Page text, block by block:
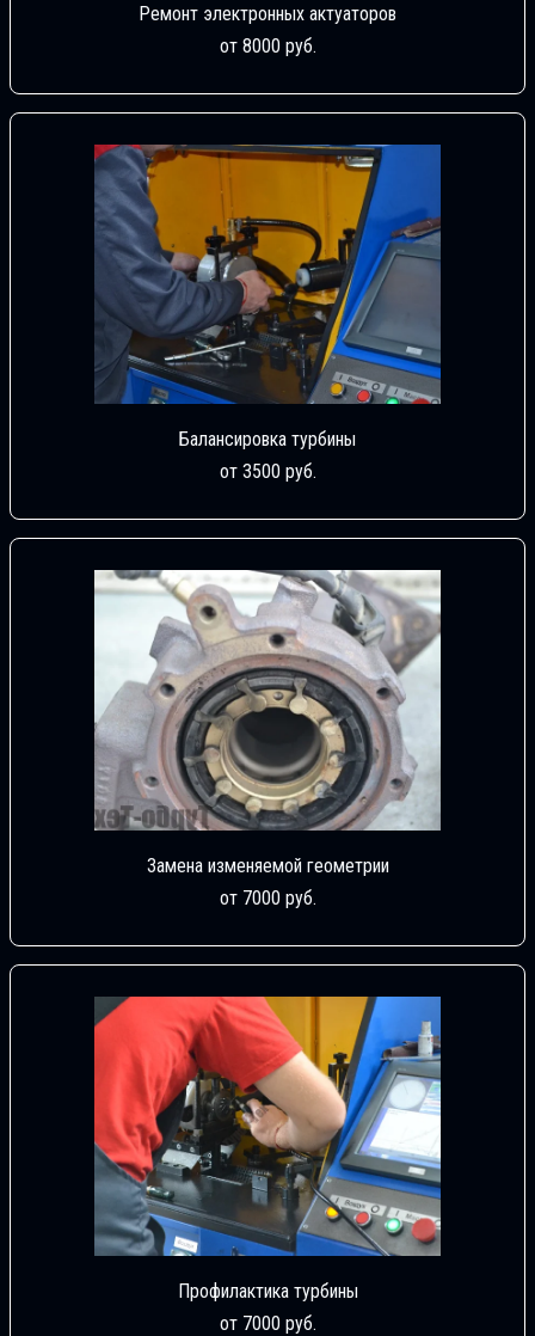
Ремонт электронных актуаторов
от 8000 руб.
Балансировка турбины
от 3500 руб.
Замена изменяемой геометрии
от 7000 руб.
Профилактика турбины
от 7000 руб.